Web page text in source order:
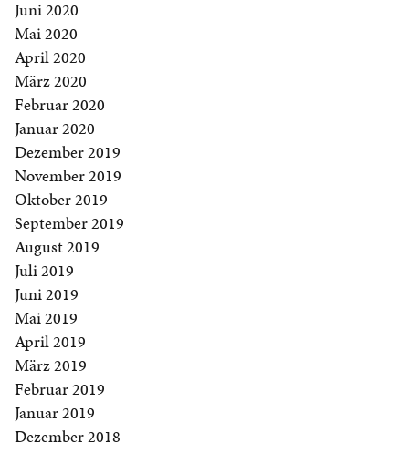
Juni 2020
Mai 2020
April 2020
März 2020
Februar 2020
Januar 2020
Dezember 2019
November 2019
Oktober 2019
September 2019
August 2019
Juli 2019
Juni 2019
Mai 2019
April 2019
März 2019
Februar 2019
Januar 2019
Dezember 2018